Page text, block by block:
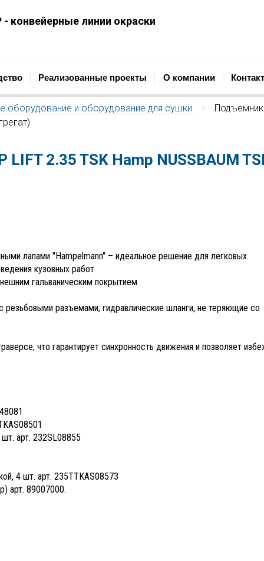
КОМПАНИЯ Проектирование,
- конвейерные линии окраски
Реализованные проекты О компании
оборудование и оборудование для сушки /
2.35 TSK Hamp NUSSBAUM
лапами "Hampelmann" – идеальное решение для легковых
кузовных работ
гальваническим покрытием
резьбовыми разъемами; гидравлические шланги, не теряющие со
что гарантирует синхронность движения и позволяет
арт. 232SL08855
4 шт. арт. 235TTKAS08573
арт. 89007000.